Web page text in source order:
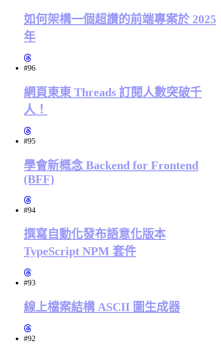
如何架構一個超讚的前端專案於 2025
年
#96
網頁東東 Threads 訂閱人數突破千
人！
#95
學會新概念 Backend for Frontend
(BFF)
#94
撰寫自動化發布語意化版本
TypeScript NPM 套件
#93
線上檔案結構 ASCII 圖生成器
#92